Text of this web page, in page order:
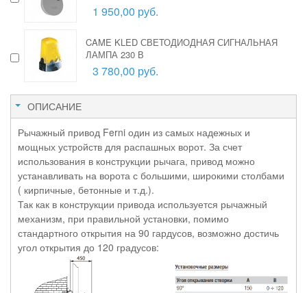
1 950,00 руб.
CAME KLED СВЕТОДИОДНАЯ СИГНАЛЬНАЯ
ЛАМПА 230 В
3 780,00 руб.
ОПИСАНИЕ
Рычажный привод Ferni один из самых надежных и
мощных устройств для распашных ворот. За счет
использования в конструкции рычага, привод можно
устанавливать на ворота с большими, широкими столбами
( кирпичные, бетонные и т.д.).
Так как в конструкции привода используется рычажный
механизм, при правильной установки, помимо
стандартного открытия на 90 гардусов, возможно достичь
угол открытия до 120 градусов: